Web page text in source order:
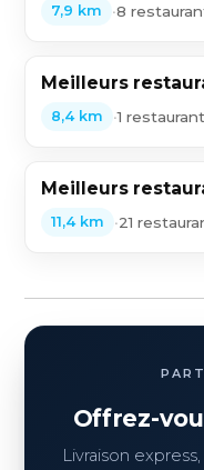
7,9 km •8
Meilleurs
8,4 km •1 restaurant
Meilleurs
11,4 km •21
Offrez-
Livraison